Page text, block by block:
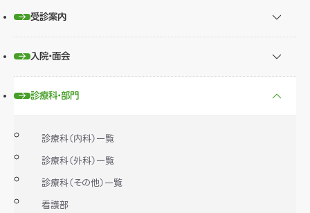
受診案内
入院・面会
診療科・部門
診療科（内科）一覧
診療科（外科）一覧
診療科（その他）一覧
看護部